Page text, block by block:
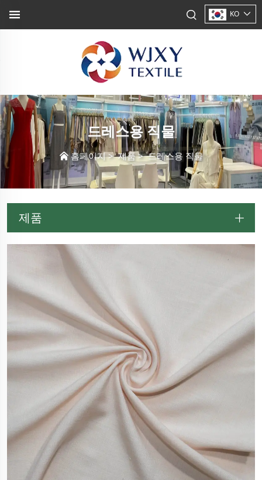
KO
드레스용 직물
홈페이지>제품>드레스용 직물
제품